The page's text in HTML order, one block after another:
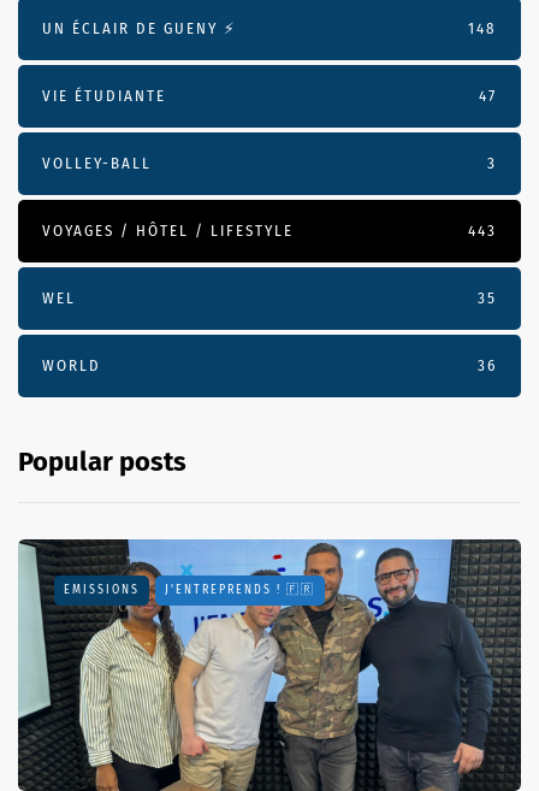
UN ÉCLAIR DE GUENY ⚡️ 148
VIE ÉTUDIANTE 47
VOLLEY-BALL 3
VOYAGES / HÔTEL / LIFESTYLE 443
WEL 35
WORLD 36
Popular posts
EMISSIONS J'ENTREPRENDS ! 🇫🇷